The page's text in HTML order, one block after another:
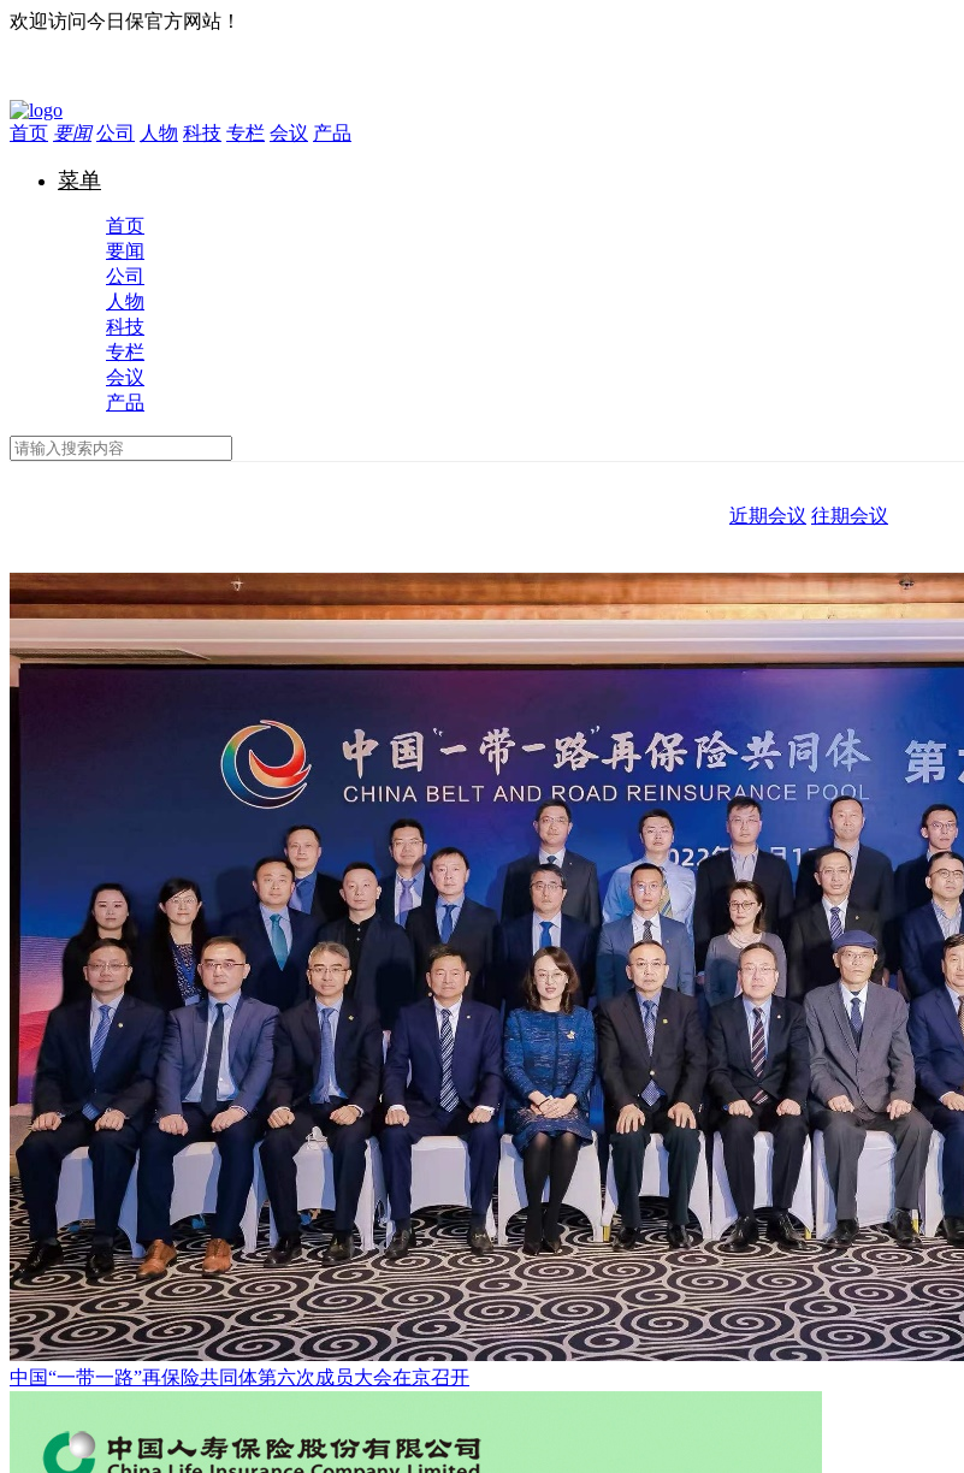
欢迎访问今日保官方网站！
首页 要闻 公司 人物 科技 专栏 会议 产品
菜单
首页
要闻
公司
人物
科技
专栏
会议
产品
近期会议 往期会议
中国“一带一路”再保险共同体第六次成员大会在京召开